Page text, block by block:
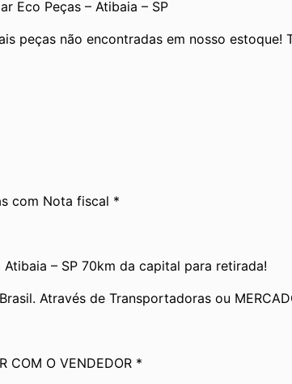
Eco Peças – Atibaia – SP
peças não encontradas em nosso estoque!
com Nota fiscal *
– SP 70km da capital para retirada!
Através de Transportadoras ou
COM O VENDEDOR *